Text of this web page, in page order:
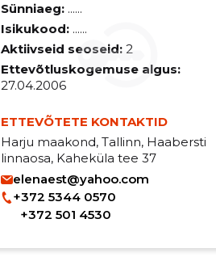
Sünniaeg: ......
Isikukood: ......
Aktiivseid seoseid: 2
Ettevõtluskogemuse algus:
27.04.2006
ETTEVÕTETE KONTAKTID
Harju maakond, Tallinn, Haabersti
linnaosa, Kaheküla tee 37
elenaest@yahoo.com
+372 5344 0570
+372 501 4530